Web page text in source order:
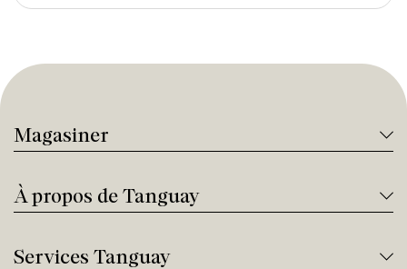
Magasiner
À propos de Tanguay
Services Tanguay